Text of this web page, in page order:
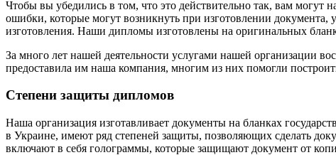
Чтобы вы убедились в том, что это действительно так, вам могут
ошибки, которые могут возникнуть при изготовлении
изготовления. Наши дипломы изготовлены на оригинальных
За много лет нашей деятельности услугами нашей организации
предоставила им наша компания, многим из них помогли
Степени защиты дипломов
Наша организация изготавливает документы на бланках
в Украине, имеют ряд степеней защиты, позволяющих сделать
включают в себя голограммы, которые защищают документ от